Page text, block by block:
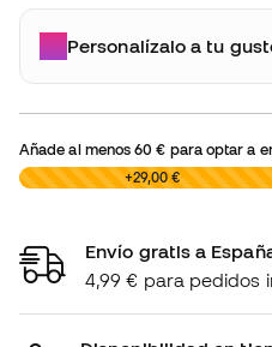
Personalízalo a tu
Añade al menos60 € para optar a
0,00 € +29,00 €
Envío gratis a
4,99 € para pedidos